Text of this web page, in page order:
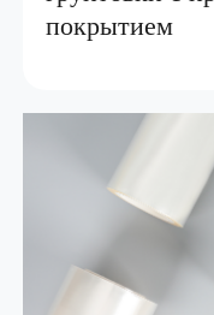
покрытием